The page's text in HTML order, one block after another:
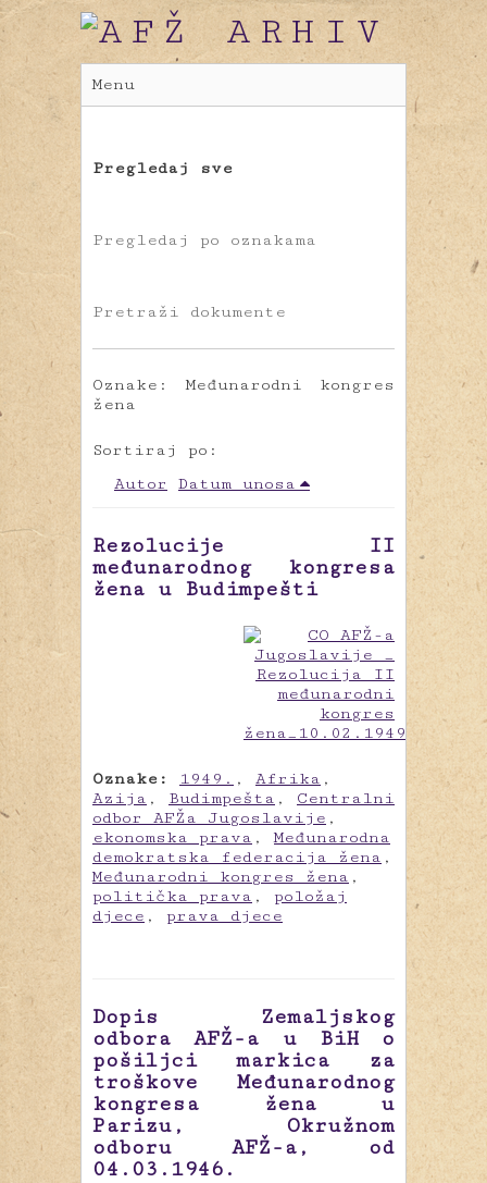
Menu
Pregledaj sve
Pregledaj po oznakama
Pretraži dokumente
Oznake: Međunarodni kongres
žena
Sortiraj po:
Autor
Datum unosa
Rezolucije II
međunarodnog kongresa
žena u Budimpešti
Oznake: 1949. , Afrika ,
Azija , Budimpešta , Centralni
odbor AFŽa Jugoslavije ,
ekonomska prava ,Međunarodna
demokratska federacija žena ,
Međunarodni kongres žena ,
politička prava , položaj
djece , prava djece
Dopis Zemaljskog
odbora AFŽ-a u BiH o
pošiljci markica za
troškove Međunarodnog
kongresa žena u
Parizu, Okružnom
odboru AFŽ-a, od
04.03.1946.